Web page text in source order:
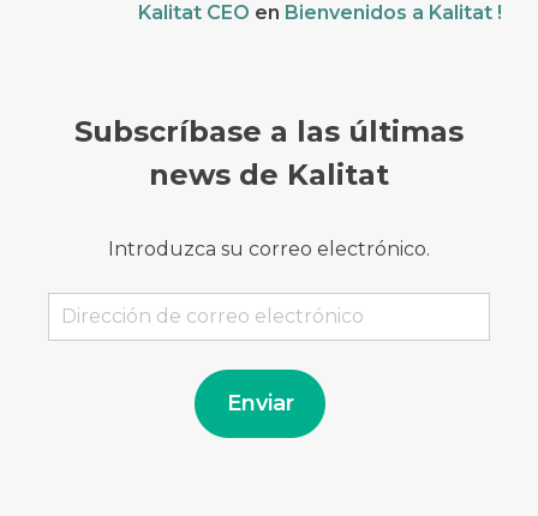
Kalitat CEO en Bienvenidos a Kalitat !
Subscríbase a las últimas
news de Kalitat
Introduzca su correo electrónico.
Dirección
de
Enviar